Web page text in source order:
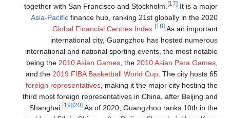
together with San Francisco and Stockholm.
It is a
Asia-Pacific finance hub, ranking 21st globally in the
Global Financial Centres Index.
As an
international city, Guangzhou has hosted
international and national sporting events, the most
being the2010 Asian Games, the2010 Asian Para
and the2019 FIBA Basketball World Cup. The city
foreign representatives, making it the major city
third most foreign representatives in China, after
Shanghai.
[20]As of 2020, Guangzhou ranks 10th